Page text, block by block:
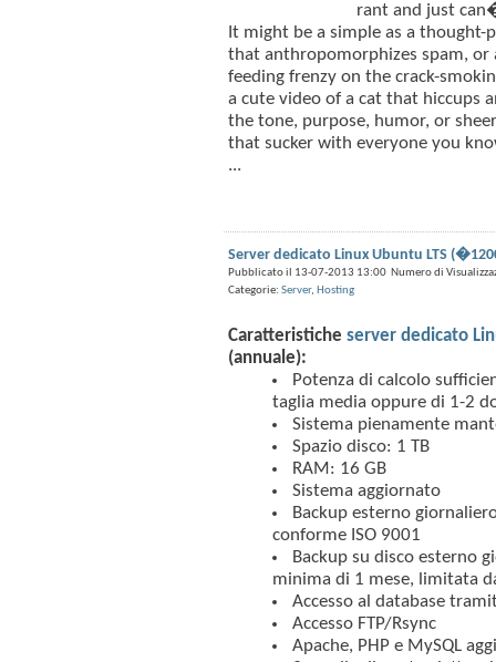
rant and just
It might be a simple as a
that anthropomorphizes spam, or
feeding frenzy on the crack-
a cute video of a cat that hiccups
the tone, purpose, humor, or
that sucker with everyone you
...
Server dedicato Linux Ubuntu LTS
Pubblicato il 13-07-2013 13:00 Numero di
Categorie: Server, Hosting
Caratteristiche server dedicato
(annuale):
Potenza di calcolo
taglia media oppure di 1-2
Sistema pienamente
Spazio disco: 1 TB
RAM: 16 GB
Sistema aggiornato
Backup esterno
conforme ISO 9001
Backup su disco esterno
minima di 1 mese, limitata
Accesso al database
Accesso FTP/Rsync
Apache, PHP e MySQL